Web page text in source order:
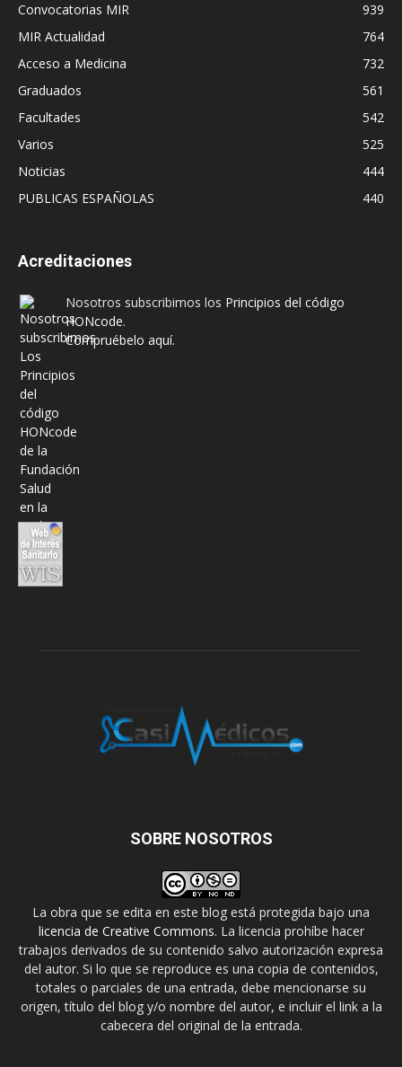
Convocatorias MIR
939
MIR Actualidad
764
Acceso a Medicina
732
Graduados
561
Facultades
542
Varios
525
Noticias
444
PUBLICAS ESPAÑOLAS
440
Acreditaciones
Nosotros subscribimos los Principios del código
HONcode.
Compruébelo aquí.
SOBRE NOSOTROS
La obra que se edita en este blog está protegida bajo una
licencia de Creative Commons. La licencia prohíbe hacer
trabajos derivados de su contenido salvo autorización expresa
del autor. Si lo que se reproduce es una copia de contenidos,
totales o parciales de una entrada, debe mencionarse su
origen, título del blog y/o nombre del autor, e incluir el link a la
cabecera del original de la entrada.